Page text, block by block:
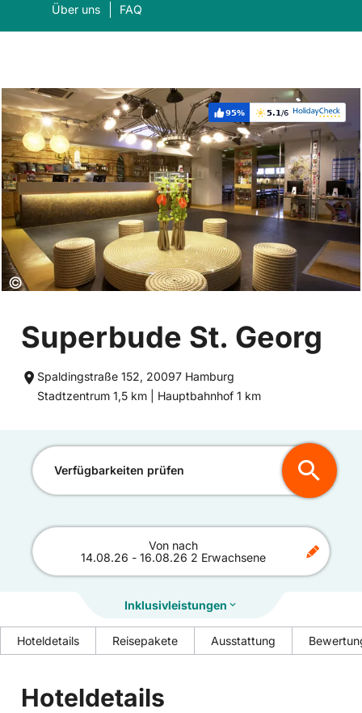
Über uns FAQ
Was suchen Sie?
Weiterempfehlung:
95% Bewertung:
5.1/6
Copyright:
©
Superbude St. Georg
Spaldingstraße 152, 20097 Hamburg
Entfernung
Stadtzentrum 1,5 km | Entfernung
Hauptbahnhof 1 km
Verfügbarkeiten prüfen
Von nach
14.08.26 - 16.08.26 2 Erwachsene
Inklusivleistungen
Hoteldetails Reisepakete Ausstattung
Hoteldetails